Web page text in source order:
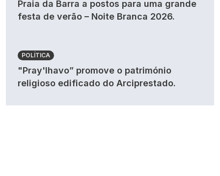
Praia da Barra a postos para uma grande
festa de verão – Noite Branca 2026.
POLÍTICA
"Pray'lhavo” promove o património
religioso edificado do Arciprestado.